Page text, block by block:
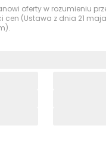
oferty w rozumieniu
cen (Ustawa z dnia 21